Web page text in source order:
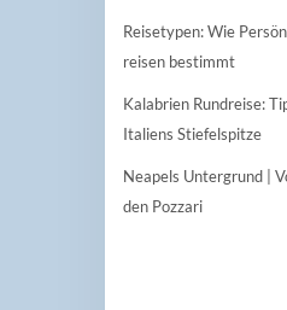
Reisetypen: Wie
reisen bestimmt
Kalabrien Rundreise:
Italiens Stiefelspitze
Neapels Untergrund |
den Pozzari